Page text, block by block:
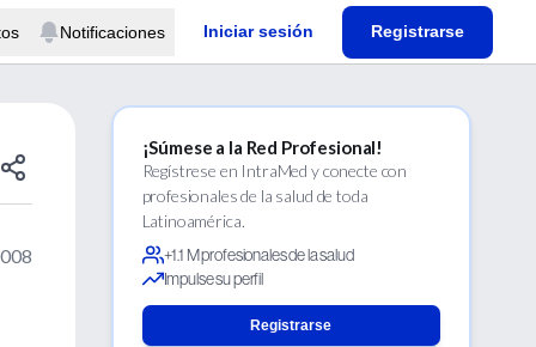
Notificaciones Iniciar sesión Registrarse
¡Súmese a la Red Profesional!
Regístrese en IntraMed y conecte con
profesionales de la salud de toda
Latinoamérica.
+1.1 M profesionales de la salud
Impulse su perfil
Registrarse